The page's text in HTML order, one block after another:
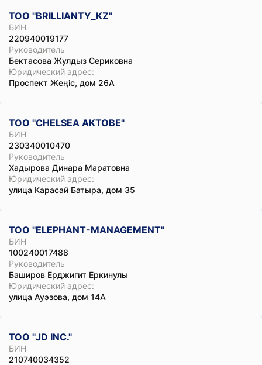
ТОО "BRILLIANTY_KZ"
БИН
220940019177
Руководитель
Бектасова Жулдыз Сериковна
Юридический адрес:
Проспект Жеңіс, дом 26А
ТОО "CHELSEA AKTOBE"
БИН
230340010470
Руководитель
Хадырова Динара Маратовна
Юридический адрес:
улица Карасай Батыра, дом 35
ТОО "ELEPHANT-MANAGEMENT"
БИН
100240017488
Руководитель
Баширов Ерджигит Еркинулы
Юридический адрес:
улица Ауэзова, дом 14А
ТОО "JD INC."
БИН
210740034352